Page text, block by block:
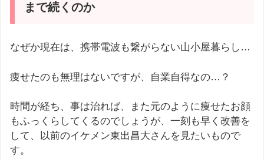
まで続くのか
なぜか現在は、携帯電波も繋がらない山小屋暮らし…
痩せたのも無理はないですが、自業自得なの…？
時間が経ち、事は治れば、また元のように痩せたお顔
もふっくらしてくるのでしょうが、一刻も早く改善を
して、以前のイケメン東出昌大さんを見たいもので
す。